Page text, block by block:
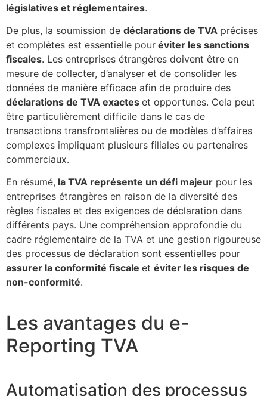
législatives et réglementaires.
De plus, la soumission de déclarations de TVA précises
et complètes est essentielle pour éviter les sanctions
fiscales. Les entreprises étrangères doivent être en
mesure de collecter, d’analyser et de consolider les
données de manière efficace afin de produire des
déclarations de TVA exactes et opportunes. Cela peut
être particulièrement difficile dans le cas de
transactions transfrontalières ou de modèles d’affaires
complexes impliquant plusieurs filiales ou partenaires
commerciaux.
En résumé, la TVA représente un défi majeur pour les
entreprises étrangères en raison de la diversité des
règles fiscales et des exigences de déclaration dans
différents pays. Une compréhension approfondie du
cadre réglementaire de la TVA et une gestion rigoureuse
des processus de déclaration sont essentielles pour
assurer la conformité fiscale et éviter les risques de
non-conformité.
Les avantages du e-
Reporting TVA
Automatisation des processus